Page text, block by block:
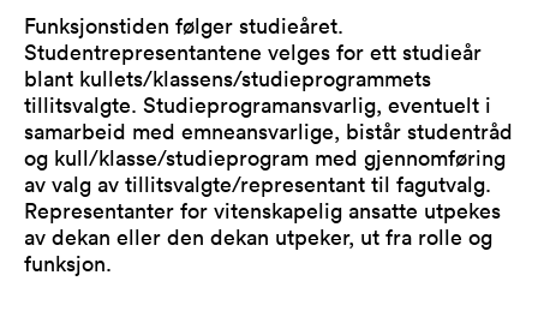
Funksjonstiden følger studieåret.
Studentrepresentantene velges for ett studieår
blant kullets/klassens/studieprogrammets
tillitsvalgte. Studieprogramansvarlig, eventuelt i
samarbeid med emneansvarlige, bistår studentråd
og kull/klasse/studieprogram med gjennomføring
av valg av tillitsvalgte/representant til fagutvalg.
Representanter for vitenskapelig ansatte utpekes
av dekan eller den dekan utpeker, ut fra rolle og
funksjon.